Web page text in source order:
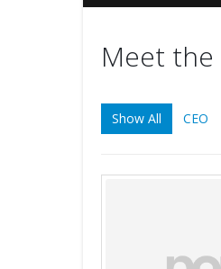
Meet the
Show All CEO